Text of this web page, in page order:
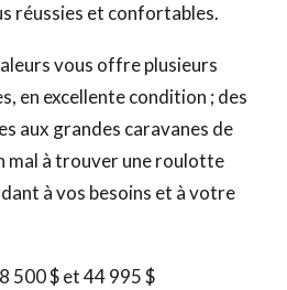
réussies et confortables.
vous offre plusieurs
en excellente condition ; des
aux grandes caravanes de
mal à trouver une roulotte
à vos besoins et à votre
500 $ et 44 995 $